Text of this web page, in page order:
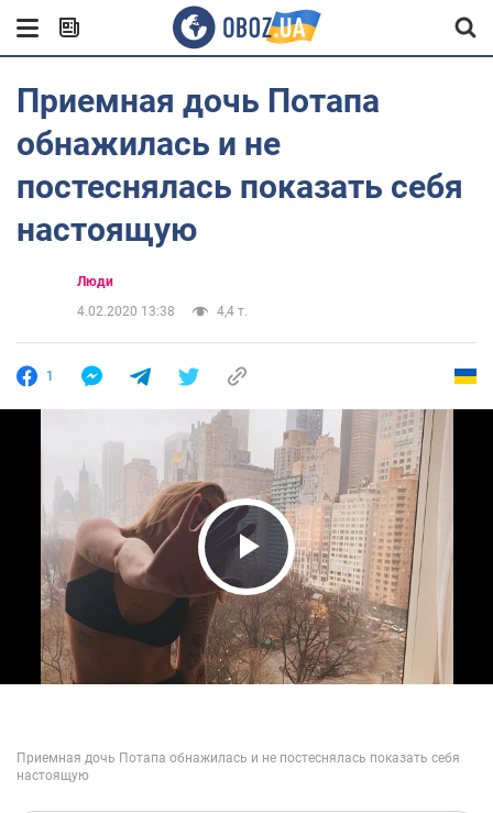
Приемная дочь Потапа
обнажилась и не
постеснялась показать себя
настоящую
Люди
4.02.2020 13:38
4,4 т.
1
Play Video